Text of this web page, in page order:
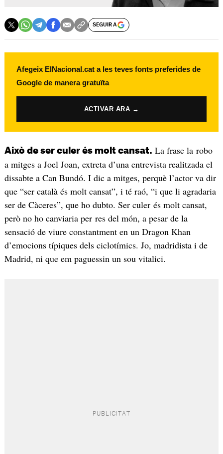
SEGUIR A
Afegeix ElNacional.cat a les teves fonts preferides de
Google de manera gratuïta
ACTIVAR ARA →
Això de ser culer és molt cansat. La frase la robo
a mitges a Joel Joan, extreta d’una entrevista realitzada el
dissabte a Can Bundó. I dic a mitges, perquè l’actor va dir
que “ser català és molt cansat”, i té raó, “i que li agradaria
ser de Càceres”, que ho dubto. Ser culer és molt cansat,
però no ho canviaria per res del món, a pesar de la
sensació de viure constantment en un Dragon Khan
d’emocions típiques dels ciclotímics. Jo, madridista i de
Madrid, ni que em paguessin un sou vitalici.